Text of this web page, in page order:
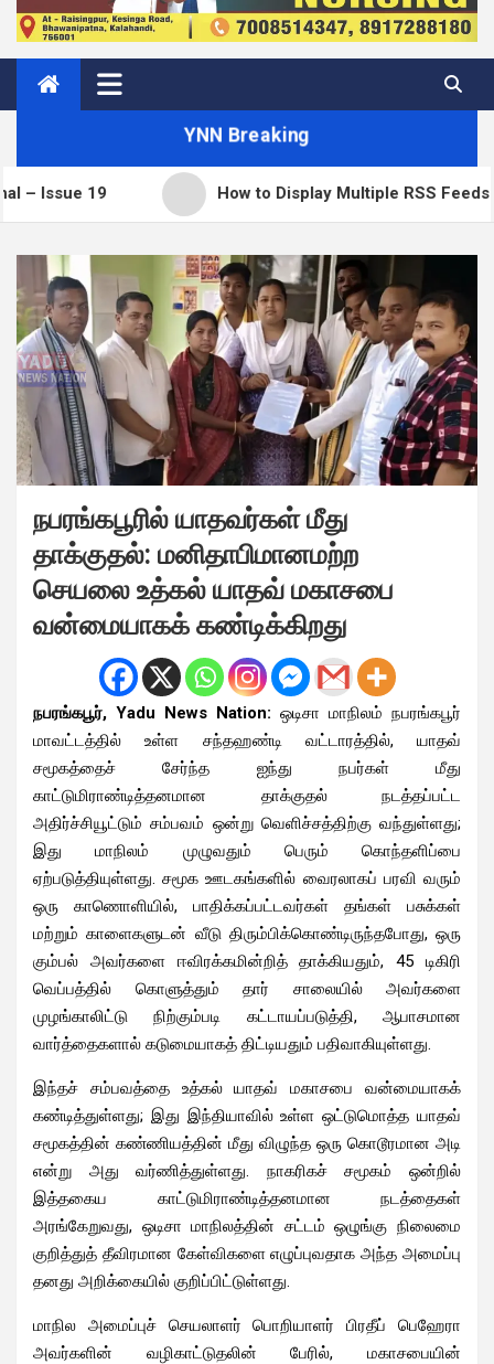
YNN Breaking
How to Display Multiple RSS Feeds on One
நபரங்கபூரில் யாதவர்கள் மீது
தாக்குதல்: மனிதாபிமானமற்ற
செயலை உத்கல் யாதவ் மகாசபை
வன்மையாகக் கண்டிக்கிறது
நபரங்கபூர், Yadu News Nation: ஒடிசா மாநிலம் நபரங்கபூர்
மாவட்டத்தில் உள்ள சந்தஹண்டி வட்டாரத்தில், யாதவ்
சமூகத்தைச் சேர்ந்த ஐந்து நபர்கள் மீது
காட்டுமிராண்டித்தனமான தாக்குதல் நடத்தப்பட்ட
அதிர்ச்சியூட்டும் சம்பவம் ஒன்று வெளிச்சத்திற்கு வந்துள்ளது;
இது மாநிலம் முழுவதும் பெரும் கொந்தளிப்பை
ஏற்படுத்தியுள்ளது. சமூக ஊடகங்களில் வைரலாகப் பரவி வரும்
ஒரு காணொளியில், பாதிக்கப்பட்டவர்கள் தங்கள் பசுக்கள்
மற்றும் காளைகளுடன் வீடு திரும்பிக்கொண்டிருந்தபோது, ​​ஒரு
கும்பல் அவர்களை ஈவிரக்கமின்றித் தாக்கியதும், 45 டிகிரி
வெப்பத்தில் கொளுத்தும் தார் சாலையில் அவர்களை
முழங்காலிட்டு நிற்கும்படி கட்டாயப்படுத்தி, ஆபாசமான
வார்த்தைகளால் கடுமையாகத் திட்டியதும் பதிவாகியுள்ளது.
இந்தச் சம்பவத்தை உத்கல் யாதவ் மகாசபை வன்மையாகக்
கண்டித்துள்ளது; இது இந்தியாவில் உள்ள ஒட்டுமொத்த யாதவ்
சமூகத்தின் கண்ணியத்தின் மீது விழுந்த ஒரு கொடூரமான அடி
என்று அது வர்ணித்துள்ளது. நாகரிகச் சமூகம் ஒன்றில்
இத்தகைய காட்டுமிராண்டித்தனமான நடத்தைகள்
அரங்கேறுவது, ஒடிசா மாநிலத்தின் சட்டம் ஒழுங்கு நிலைமை
குறித்துத் தீவிரமான கேள்விகளை எழுப்புவதாக அந்த அமைப்பு
தனது அறிக்கையில் குறிப்பிட்டுள்ளது.
மாநில அமைப்புச் செயலாளர் பொறியாளர் பிரதீப் பெஹேரா
அவர்களின் வழிகாட்டுதலின் பேரில், மகாசபையின்